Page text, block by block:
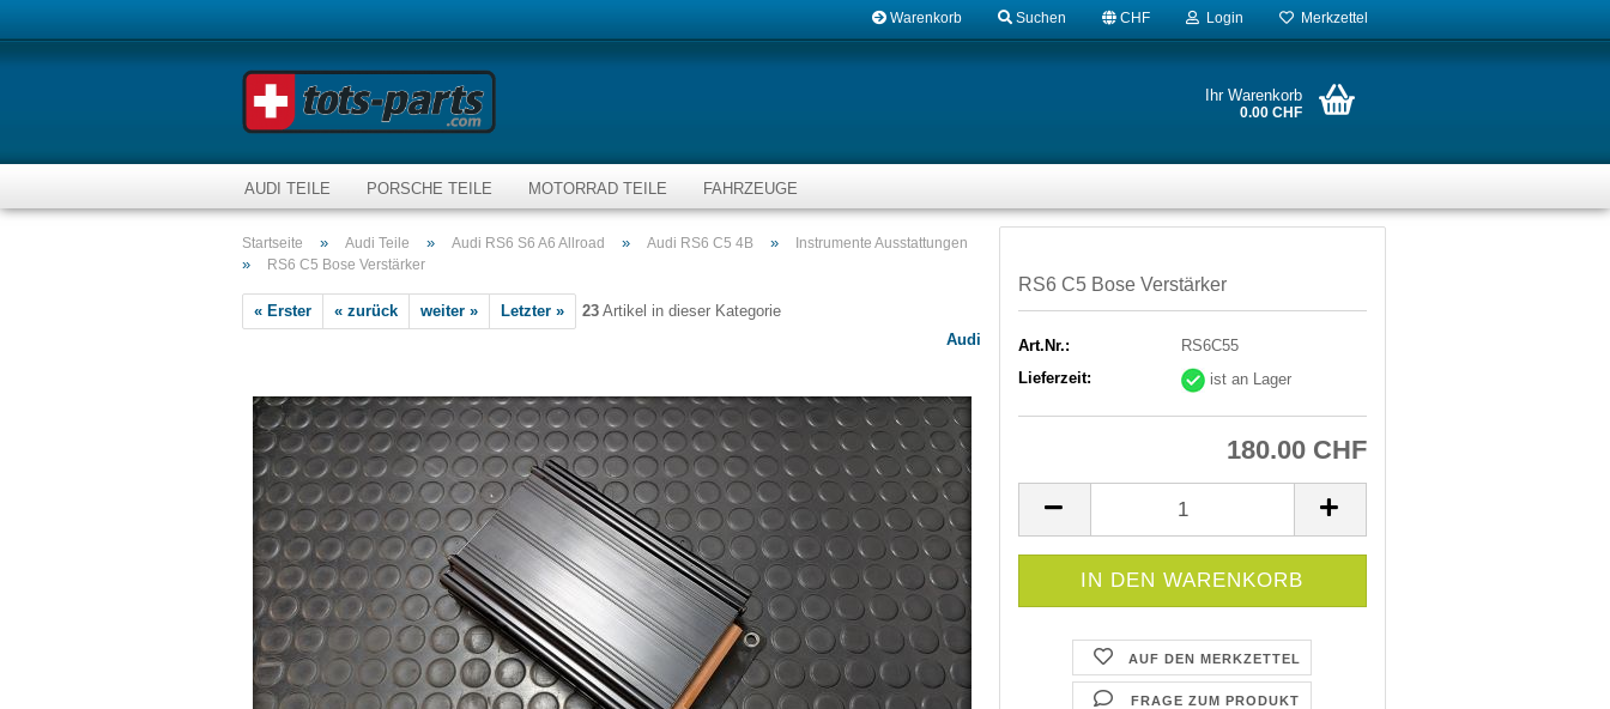
Warenkorb Suchen CHF Login Merkzettel
Ihr Warenkorb
0.00 CHF
AUDI TEILE PORSCHE TEILE MOTORRAD TEILE FAHRZEUGE
Startseite » Audi Teile » Audi RS6 S6 A6 Allroad » Audi RS6 C5 4B » Instrumente Ausstattungen
» RS6 C5 Bose Verstärker
« Erster « zurück weiter » Letzter » 23 Artikel in dieser Kategorie
Audi
RS6 C5 Bose Verstärker
Art.Nr.:
RS6C55
Lieferzeit:
ist an Lager
180.00 CHF
AUF DEN MERKZETTEL
FRAGE ZUM PRODUKT